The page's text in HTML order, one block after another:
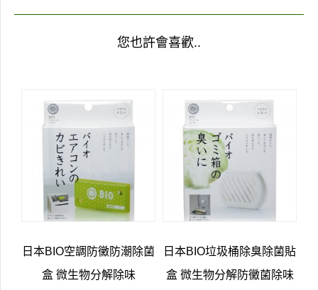
您也許會喜歡..
日本BIO空調防黴防潮除菌
盒 微生物分解除味
日本BIO垃圾桶除臭除菌貼
盒 微生物分解防黴菌除味